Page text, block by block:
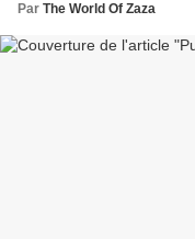
Par The World Of Zaza